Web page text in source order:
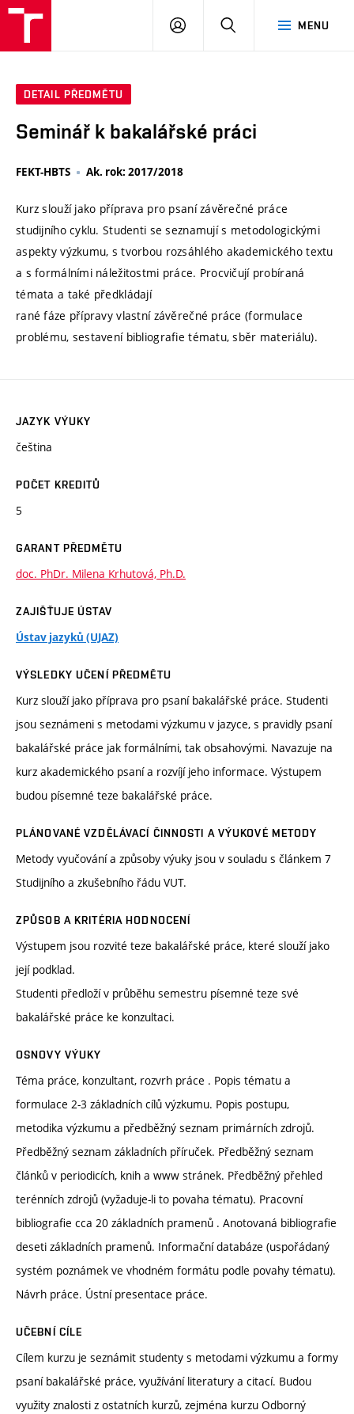
MENU
PŘIHLÁSIT
DETAIL PŘEDMĚTU
Seminář k bakalářské práci
FEKT-HBTS Ak. rok: 2017/2018
Kurz slouží jako příprava pro psaní závěrečné práce
studijního cyklu. Studenti se seznamují s metodologickými
aspekty výzkumu, s tvorbou rozsáhlého akademického textu
a s formálními náležitostmi práce. Procvičují probíraná
témata a také předkládají
rané fáze přípravy vlastní závěrečné práce (formulace
problému, sestavení bibliografie tématu, sběr materiálu).
JAZYK VÝUKY
čeština
POČET KREDITŮ
5
GARANT PŘEDMĚTU
doc. PhDr. Milena Krhutová, Ph.D.
ZAJIŠŤUJE ÚSTAV
Ústav jazyků (UJAZ)
VÝSLEDKY UČENÍ PŘEDMĚTU
Kurz slouží jako příprava pro psaní bakalářské práce. Studenti
jsou seznámeni s metodami výzkumu v jazyce, s pravidly psaní
bakalářské práce jak formálními, tak obsahovými. Navazuje na
kurz akademického psaní a rozvíjí jeho informace. Výstupem
budou písemné teze bakalářské práce.
PLÁNOVANÉ VZDĚLÁVACÍ ČINNOSTI A VÝUKOVÉ METODY
Metody vyučování a způsoby výuky jsou v souladu s článkem 7
Studijního a zkušebního řádu VUT.
ZPŮSOB A KRITÉRIA HODNOCENÍ
Výstupem jsou rozvité teze bakalářské práce, které slouží jako
její podklad.
Studenti předloží v průběhu semestru písemné teze své
bakalářské práce ke konzultaci.
OSNOVY VÝUKY
Téma práce, konzultant, rozvrh práce . Popis tématu a
formulace 2-3 základních cílů výzkumu. Popis postupu,
metodika výzkumu a předběžný seznam primárních zdrojů.
Předběžný seznam základních příruček. Předběžný seznam
článků v periodicích, knih a www stránek. Předběžný přehled
terénních zdrojů (vyžaduje-li to povaha tématu). Pracovní
bibliografie cca 20 základních pramenů . Anotovaná bibliografie
deseti základních pramenů. Informační databáze (uspořádaný
systém poznámek ve vhodném formátu podle povahy tématu).
Návrh práce. Ústní presentace práce.
UČEBNÍ CÍLE
Cílem kurzu je seznámit studenty s metodami výzkumu a formy
psaní bakalářské práce, využívání literatury a citací. Budou
využity znalosti z ostatních kurzů, zejména kurzu Odborný